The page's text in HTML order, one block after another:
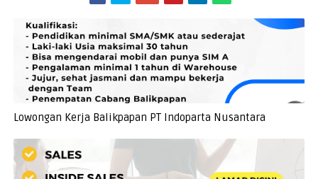
Lowongan Kerja Balikpapan PT Indoparta Nusantara